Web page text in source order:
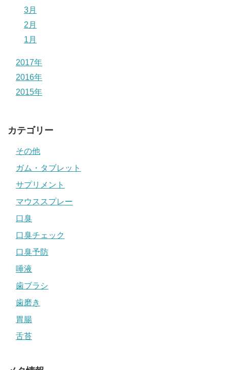
3月
2月
1月
2017年
2016年
2015年
カテゴリー
その他
ガム・タブレット
サプリメント
マウススプレー
口臭
口臭チェック
口臭予防
唾液
歯ブラシ
歯磨き
胃腸
舌苔